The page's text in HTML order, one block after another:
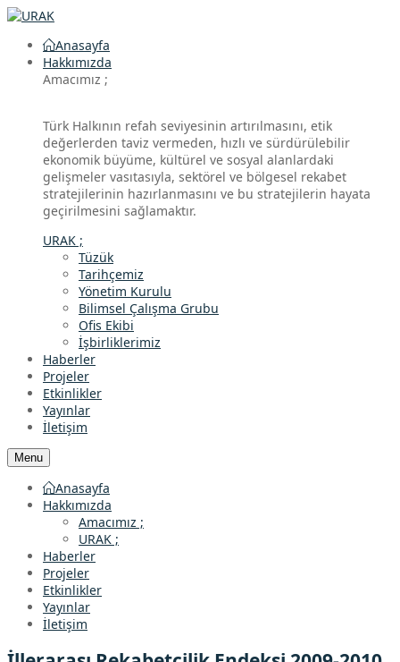
Anasayfa
Hakkımızda
Amacımız ;
Türk Halkının refah seviyesinin artırılmasını, etik
değerlerden taviz vermeden, hızlı ve sürdürülebilir
ekonomik büyüme, kültürel ve sosyal alanlardaki
gelişmeler vasıtasıyla, sektörel ve bölgesel rekabet
stratejilerinin hazırlanmasını ve bu stratejilerin hayata
geçirilmesini sağlamaktır.
URAK ;
Tüzük
Tarihçemiz
Yönetim Kurulu
Bilimsel Çalışma Grubu
Ofis Ekibi
İşbirliklerimiz
Haberler
Projeler
Etkinlikler
Yayınlar
İletişim
Menu
Anasayfa
Hakkımızda
Amacımız ;
URAK ;
Haberler
Projeler
Etkinlikler
Yayınlar
İletişim